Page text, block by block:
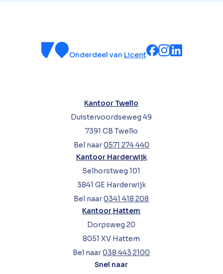
Onderdeel van Licent
Kantoor Twello
Duistervoordseweg 49
7391 CB Twello
Bel naar0571 274 440
Kantoor Harderwijk
Selhorstweg 101
3841 GE Harderwijk
Bel naar0341 418 208
Kantoor Hattem
Dorpsweg 20
8051 XV Hattem
Bel naar038 443 2100
Snel naar